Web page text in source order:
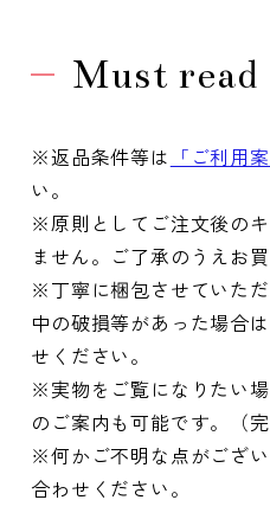
Must read
※返品条件等は 「ご利用案
い。
※原則としてご注文後の
ません。ご了承のうえお
※丁寧に梱包させていた
中の破損等があった場合
せください。
※実物をご覧になりたい
のご案内も可能です。（完
※何かご不明な点がござ
合わせください。